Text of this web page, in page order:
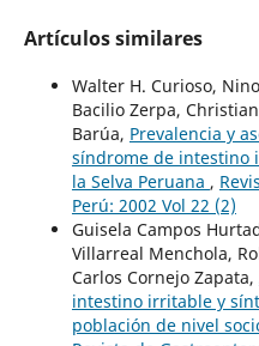
Artículos similares
Walter H. Curioso,
Bacilio Zerpa,
Barúa, Prevalencia y
síndrome de intestino
la Selva Peruana ,
Perú: 2002 Vol 22 (2)
Guisela Campos
Villarreal Menchola,
Carlos Cornejo Zapata,
intestino irritable y
población de nivel